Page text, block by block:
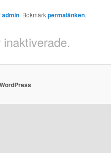
admin. Bokmärkpermalänken.